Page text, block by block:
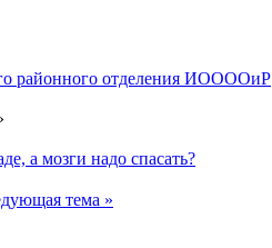
районного отделения ИООООиР
а мозги надо спасать?
тема »